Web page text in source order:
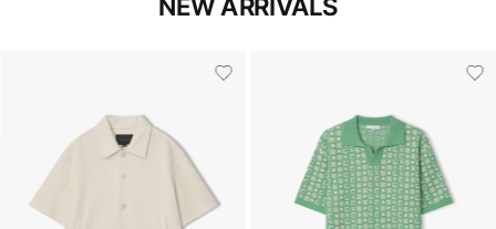
NEW ARRIVALS